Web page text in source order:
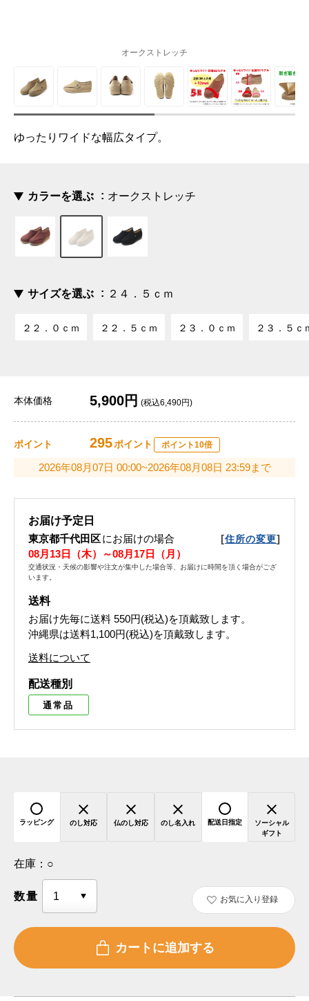
オークストレッチ
ゆったりワイドな幅広タイプ。
カラーを選ぶ オークストレッチ
サイズを選ぶ ２４．５ｃｍ
２２．０ｃｍ ２２．５ｃｍ ２３．０ｃｍ ２３．５ｃ
本体価格 5,900円 (税込6,490円)
ポイント 295ポイント ポイント10倍
2026年08月07日 00:00~2026年08月08日 23:59まで
お届け予定日
東京都千代田区にお届けの場合 [住所の変更]
08月13日（木）～08月17日（月）
交通状況・天候の影響や注文が集中した場合等、お届けに時間を頂く場合がござ
います。
送料
お届け先毎に送料 550円(税込)を頂戴致します。
沖縄県は送料1,100円(税込)を頂戴致します。
送料について
配送種別
通常品
ラッピング のし対応 仏のし対応 のし名入れ 配送日指定
ソーシャル
ギフト
在庫： ○
数量 お気に入り登録